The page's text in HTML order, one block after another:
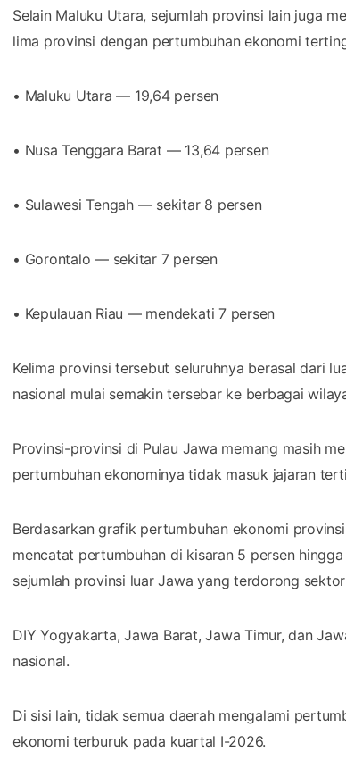
Selain Maluku Utara, sejumlah provinsi lain juga
lima provinsi dengan pertumbuhan ekonomi
• Maluku Utara — 19,64 persen
• Nusa Tenggara Barat — 13,64 persen
• Sulawesi Tengah — sekitar 8 persen
• Gorontalo — sekitar 7 persen
• Kepulauan Riau — mendekati 7 persen
Kelima provinsi tersebut seluruhnya berasal dari
nasional mulai semakin tersebar ke berbagai
Provinsi-provinsi di Pulau Jawa memang masih
pertumbuhan ekonominya tidak masuk jajaran
Berdasarkan grafik pertumbuhan ekonomi
mencatat pertumbuhan di kisaran 5 persen
sejumlah provinsi luar Jawa yang terdorong
DIY Yogyakarta, Jawa Barat, Jawa Timur, dan
nasional.
Di sisi lain, tidak semua daerah mengalami
ekonomi terburuk pada kuartal I-2026.